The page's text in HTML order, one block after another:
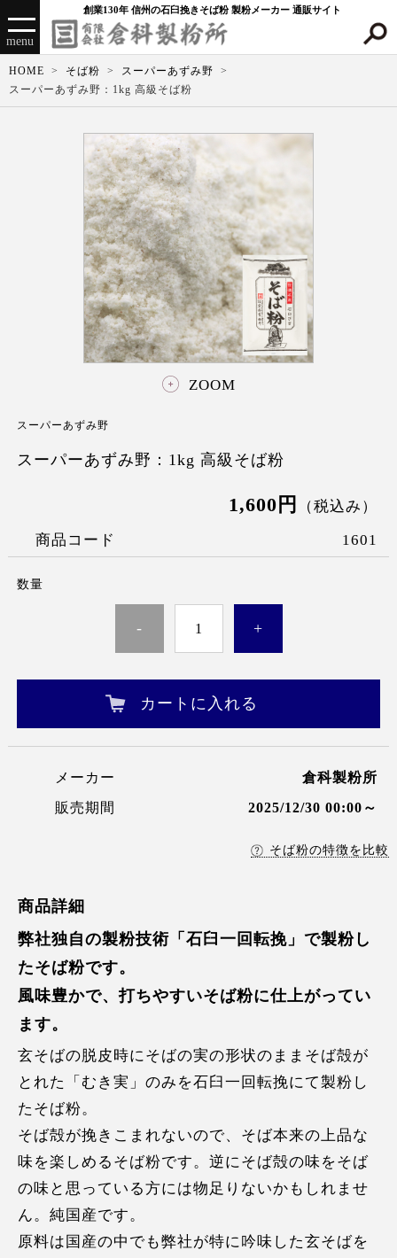
創業130年 信州の石臼挽きそば粉 製粉メーカー 通販サイト
menu
HOME そば粉
スーパーあずみ野
スーパーあずみ野：1kg 高級そば粉
ZOOM
スーパーあずみ野
スーパーあずみ野：1kg 高級そば粉
1,600円
（税込み）
商品コード
1601
数量
- +
カートに入れる
メーカー
倉科製粉所
販売期間
2025/12/30 00:00～
そば粉の特徴を比較
商品詳細
弊社独自の製粉技術「石臼一回転挽」で製粉し
たそば粉です。
風味豊かで、打ちやすいそば粉に仕上がってい
ます。
玄そばの脱皮時にそばの実の形状のままそば殻が
とれた「むき実」のみを石臼一回転挽にて製粉し
たそば粉。
そば殻が挽きこまれないので、そば本来の上品な
味を楽しめるそば粉です。逆にそば殻の味をそば
の味と思っている方には物足りないかもしれませ
ん。純国産です。
原料は国産の中でも弊社が特に吟味した玄そばを